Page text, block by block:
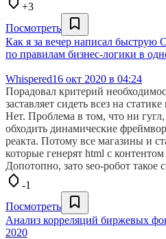
+3
Посмотреть
Как я за вечер написал быструю
по правилам бизнес-логики в
Whispered16 окт 2020 в 04:24
Порадовал критерий
заставляет сидеть всез на
Нет. Проблема в том, что ни
обходить динамические
реакта. Потому все магазины и
которые генерят html с
Допотопно, зато seo-робот такое
-1
Посмотреть
Анализ корреляций биржевых
2020